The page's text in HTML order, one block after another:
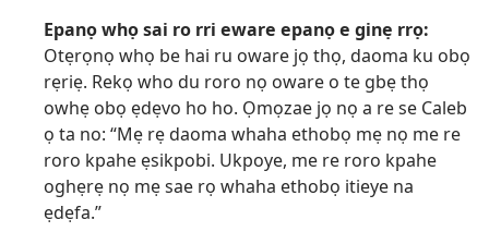
Epanọ whọ sai ro rri eware epanọ e ginẹ rrọ:
Otẹrọnọ whọ be hai ru oware jọ thọ, daoma ku obọ
rẹriẹ. Rekọ who du roro nọ oware o te gbẹ thọ
owhẹ obọ ẹdẹvo ho ho. Ọmọzae jọ nọ a re se Caleb
ọ ta no: “Mẹ rẹ daoma whaha ethobọ mẹ nọ me re
roro kpahe ẹsikpobi. Ukpoye, me re roro kpahe
oghẹrẹ nọ mẹ sae rọ whaha ethobọ itieye na
ẹdẹfa.”